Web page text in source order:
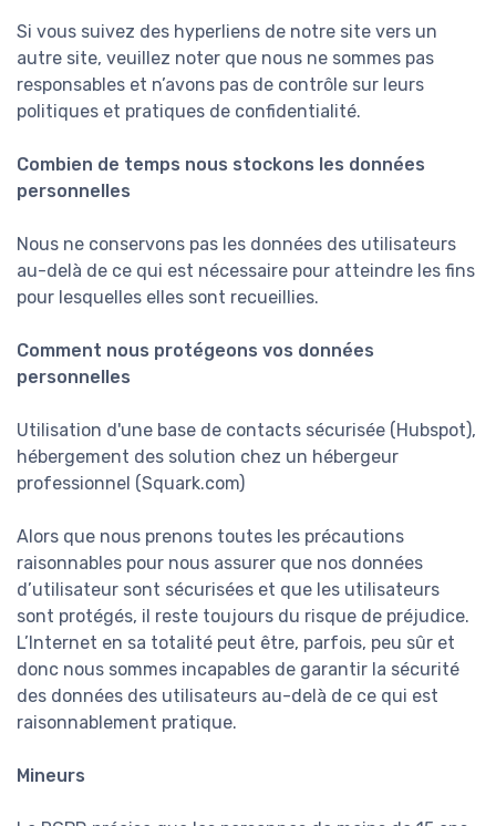
Si vous suivez des hyperliens de notre site vers un
autre site, veuillez noter que nous ne sommes pas
responsables et n’avons pas de contrôle sur leurs
politiques et pratiques de confidentialité.
Combien de temps nous stockons les données
personnelles
Nous ne conservons pas les données des utilisateurs
au-delà de ce qui est nécessaire pour atteindre les fins
pour lesquelles elles sont recueillies.
Comment nous protégeons vos données
personnelles
Utilisation d'une base de contacts sécurisée (Hubspot),
hébergement des solution chez un hébergeur
professionnel (Squark.com)
Alors que nous prenons toutes les précautions
raisonnables pour nous assurer que nos données
d’utilisateur sont sécurisées et que les utilisateurs
sont protégés, il reste toujours du risque de préjudice.
L’Internet en sa totalité peut être, parfois, peu sûr et
donc nous sommes incapables de garantir la sécurité
des données des utilisateurs au-delà de ce qui est
raisonnablement pratique.
Mineurs